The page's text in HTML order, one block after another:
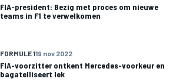
FIA-president: Bezig met proces om nieuwe
teams in F1 te verwelkomen
FORMULE 119 nov 2022
FIA-voorzitter ontkent Mercedes-voorkeur en
bagatelliseert lek